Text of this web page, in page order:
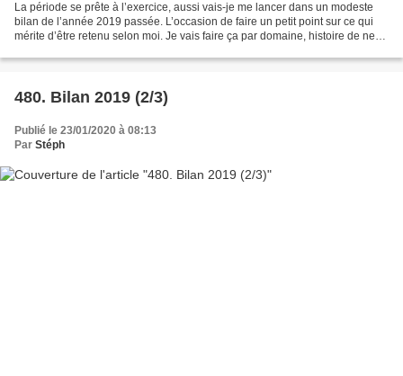
La période se prête à l’exercice, aussi vais-je me lancer dans un modeste
bilan de l’année 2019 passée. L’occasion de faire un petit point sur ce qui
mérite d’être retenu selon moi. Je vais faire ça par domaine, histoire de ne
480. Bilan 2019 (2/3)
Publié le 23/01/2020 à 08:13
Par Stéph